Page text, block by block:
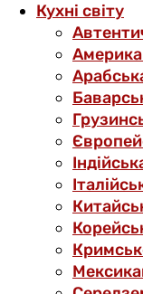
Кухні світу